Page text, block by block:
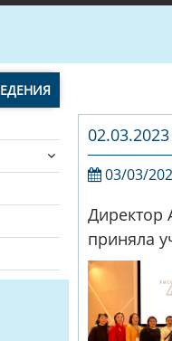
03/03/
Директор
приняла